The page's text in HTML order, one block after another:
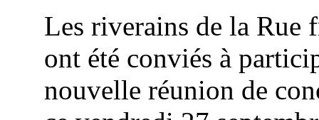
Les riverains de la Rue
ont été conviés à
nouvelle réunion de